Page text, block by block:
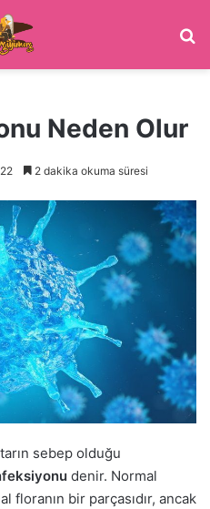
Neden Olur
2 dakika okuma süresi
sebep olduğu
denir. Normal
floranın bir parçasıdır, ancak